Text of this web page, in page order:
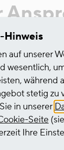
Hinweis
auf unserer
wesentlich,
während
stetig zu
in unserer
Seite
Ihre